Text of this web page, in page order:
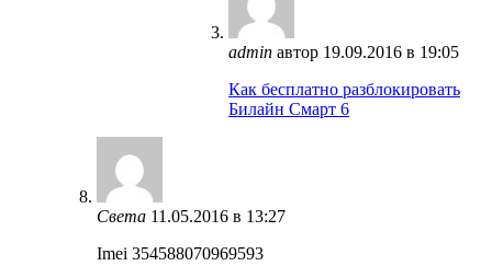
admin автор 19.09.2016 в 19:05
Как бесплатно разблокировать
Билайн Смарт 6
Света 11.05.2016 в 13:27
Imei 354588070969593